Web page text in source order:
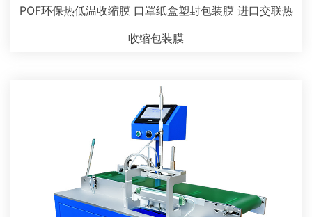
POF环保热低温收缩膜 口罩纸盒塑封包装膜 进口交联热
收缩包装膜